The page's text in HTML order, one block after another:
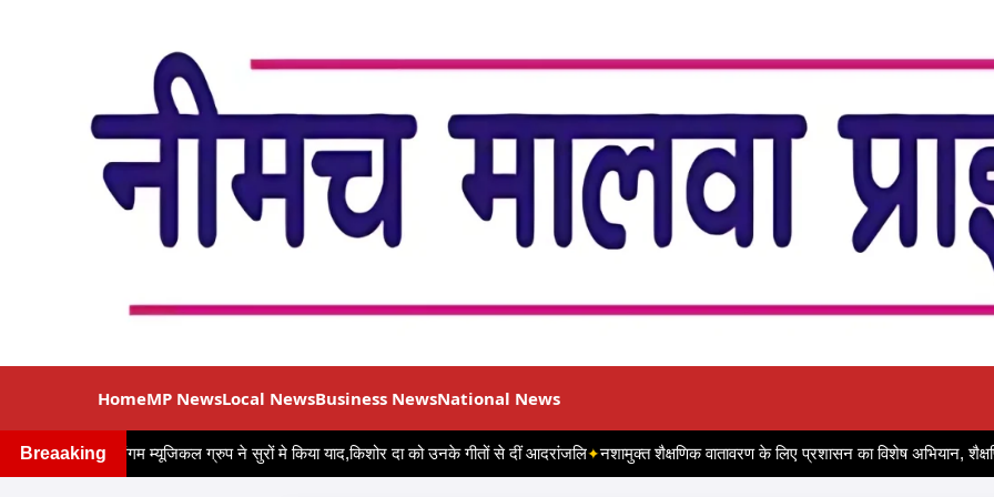
HomeMP NewsLocal NewsBusiness NewsNational News
Breaaking
पर "सुर संगम म्यूजिकल ग्रुप ने सुरों मे किया याद,किशोर दा को उनके गीतों से दीं आदरांजलि✦नशामुक्त शैक्षणिक वातावरण के लिए प्रशासन का विशेष अभियान,